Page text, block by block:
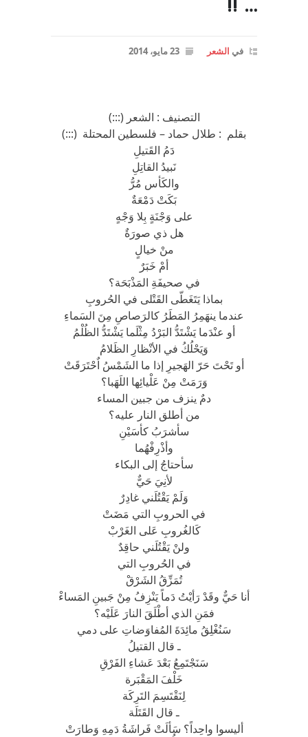
… !!
في الشعر 23 مايو، 2014
التصنيف : الشعر (:::)
بقلم : طلال حماد – فلسطين المحتلة (:::)
دَمُ القَتيلِ
نَبيدُ القاتِلِ
والكَأس مُرُّ
بَكَتْ دَمْعَةٌ
على وَجْنَةٍ بِلا وَجْهٍ
هل ذي صورَةٌ
منْ خيالٍ
أمْ خَبَرٌ
في صحيفَةِ المَذْبَحَة؟
بماذا يَتَغَطّى القَتْلى في الحُروبِ
عندما ينهَمِرُ المَطَرُ كالرَصاصِ مِنَ السَماءِ
أو عنْدَما يَشْتَدُّ البَرْدُ مِثْلَما يَشْتَدُّ الظُلْمُ
وَيَحْلُكُ في الأنْظارِ الظَلامُ
أو تَحْتَ حَرّ الهَجيرِ إذا ما الشَمْسُ اٌحْتَرَقَتْ
وَرَمَتْ مِنْ عَلْيائِها اللَهَبا؟
دمٌ ينزف من جبين المساء
من أطلق النار عليه؟
سأشرَبُ كأسَيْنِ
وأذْرِفْهُما
سأحتاجُ إلى البكاء
لأنِيَ حَيٌّ
وَلَمْ يَقْتُلَني غادِرٌ
في الحروبِ التي مَضَتْ
كَالغُروبِ عَلى الغَرْبْ
ولنْ يَقْتُلَني حاقِدٌ
في الحُروبِ التي
تُمَزِّقُ الشَرْقْ
أنا حَيٌّ وقَدْ رَأيْتُ دَماً يَنْزِفُ مِنْ جَبينِ المَساءْ
فمَنِ الذي أطْلَقَ النارَ عَلَيْه؟
سَنُغْلِقُ مائِدَةَ المُفاوَضاتِ على دمي
ـ قال القتيلُ
سَنَجْتَمِعُ بَعْدَ عَشاءِ الفَرْقِ
خَلْفَ المَقْبَرة
لِنَقْتَسِمَ التَرِكَة
ـ قال القَتَلَة
أليسوا واحِداً؟ سَألَتْ فَراشَةُ دَمِهِ وَطارَتْ